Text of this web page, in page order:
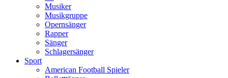
Musiker
Musikgruppe
Opernsänger
Rapper
Sänger
Schlagersänger
Sport
American Football Spieler